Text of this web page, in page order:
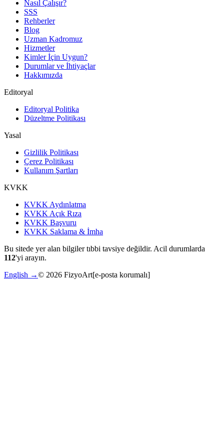
Nasıl Çalışır?
SSS
Rehberler
Blog
Uzman Kadromuz
Hizmetler
Kimler İçin Uygun?
Durumlar ve İhtiyaçlar
Hakkımızda
Editoryal
Editoryal Politika
Düzeltme Politikası
Yasal
Gizlilik Politikası
Çerez Politikası
Kullanım Şartları
KVKK
KVKK Aydınlatma
KVKK Açık Rıza
KVKK Başvuru
KVKK Saklama & İmha
Bu sitede yer alan bilgiler tıbbi tavsiye değildir. Acil durumlarda
112'yi arayın.
English →© 2026 FizyoArt[e-posta korumalı]